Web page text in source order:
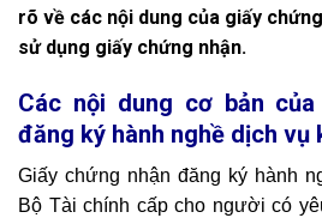
rõ về các nội dung của giấy
sử dụng giấy chứng nhận.
Các nội dung cơ bản của
đăng ký hành nghề dịch vụ
Giấy chứng nhận đăng ký hành
Bộ Tài chính cấp cho người có